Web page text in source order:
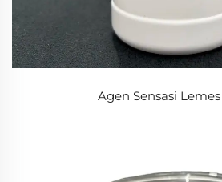
Agen Sensasi Lemes